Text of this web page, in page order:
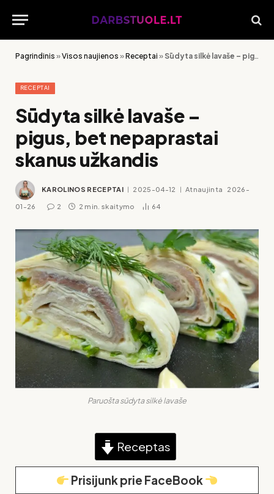
Pagrindinis »Visos naujienos »Receptai » Sūdyta silkė lavaše – pigus, bet nepaprastai skanus užkandis
RECEPTAI
Sūdyta silkė lavaše –
pigus, bet nepaprastai
skanus užkandis
KAROLINOS RECEPTAI 2025-04-12 Atnaujinta 2026-
01-26 2 2 min. skaitymo 64
Paruošta sūdyta silkė lavaše
Receptas
Prisijunk prie FaceBook